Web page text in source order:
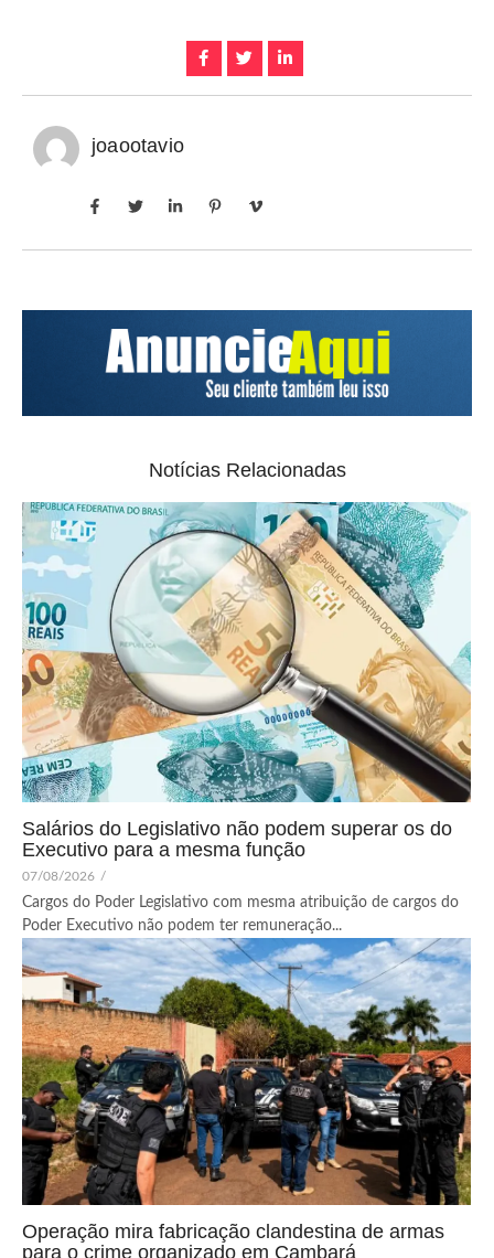
joaootavio
Notícias Relacionadas
Salários do Legislativo não podem superar os do
Executivo para a mesma função
07/08/2026 /
Cargos do Poder Legislativo com mesma atribuição de cargos do
Poder Executivo não podem ter remuneração...
Operação mira fabricação clandestina de armas
para o crime organizado em Cambará